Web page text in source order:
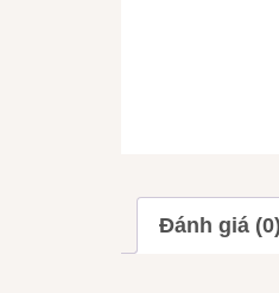
Đánh giá (0)